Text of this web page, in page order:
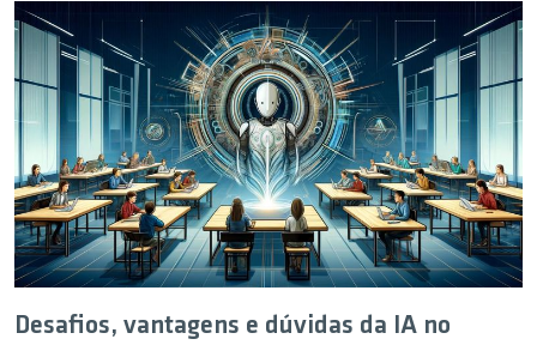
Desafios, vantagens e dúvidas da IA no